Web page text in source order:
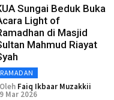
Sungai Beduk Buka
Light of
di Masjid
Mahmud Riayat
RAMADAN
Oleh Faiq Ikbaar Muzakkii
9 Mar 2026